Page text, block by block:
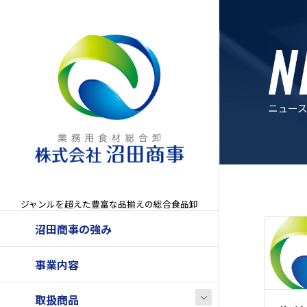
ジャンルを超えた豊富な品揃えの総合食品卸
沼田商事の強み
事業内容
取扱商品